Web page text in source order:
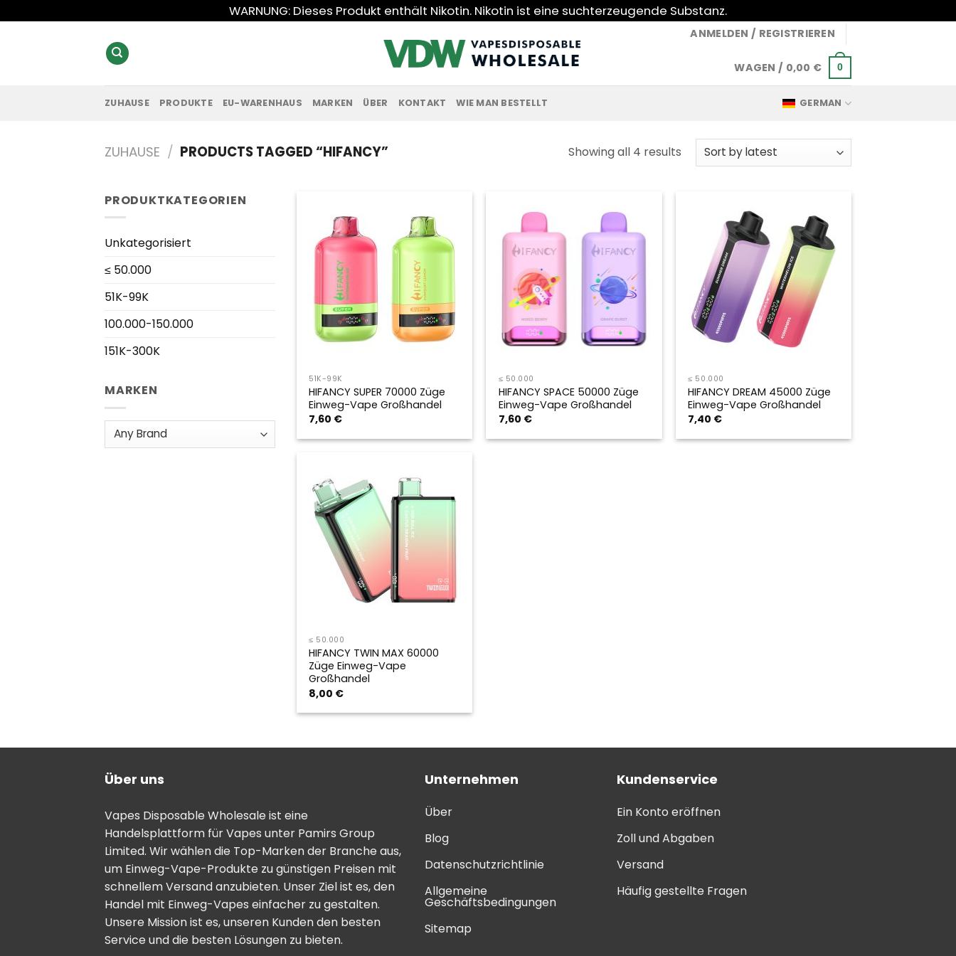
Inhalt
WARNUNG: Dieses Produkt enthält Nikotin. Nikotin ist eine suchterzeugende Substanz.
ANMELDEN / REGISTRIEREN
WAGEN / 0,00 € 0
ZUHAUSE PRODUKTE EU-WARENHAUS MARKEN ÜBER KONTAKT WIE MAN BESTELLT GERMAN
ZUHAUSE / PRODUCTS TAGGED “HIFANCY” Showing all 4 resultsSorted
PRODUKTKATEGORIEN
Unkategorisiert
≤ 50.000
51K-99K
100.000-150.000
151K-300K
MARKEN
51K-99K
HIFANCY SUPER 70000 Züge
Einweg-Vape Großhandel
7,60 €
≤ 50.000
HIFANCY SPACE 50000 Züge
Einweg-Vape Großhandel
7,60 €
≤ 50.000
HIFANCY DREAM 45000 Züge
Einweg-Vape Großhandel
7,40 €
≤ 50.000
HIFANCY TWIN MAX 60000
Züge Einweg-Vape
Großhandel
8,00 €
Über uns
Vapes Disposable Wholesale ist eine
Handelsplattform für Vapes unter Pamirs Group
Limited. Wir wählen die Top-Marken der Branche aus,
um Einweg-Vape-Produkte zu günstigen Preisen mit
schnellem Versand anzubieten. Unser Ziel ist es, den
Handel mit Einweg-Vapes einfacher zu gestalten.
Unsere Mission ist es, unseren Kunden den besten
Service und die besten Lösungen zu bieten.
Unternehmen
Über
Blog
Datenschutzrichtlinie
Allgemeine
Geschäftsbedingungen
Sitemap
Kundenservice
Ein Konto eröffnen
Zoll und Abgaben
Versand
Häufig gestellte Fragen